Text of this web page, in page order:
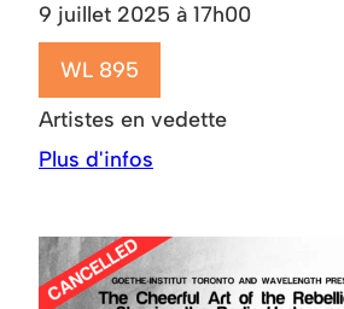
9 juillet 2025 à 17h00
WL 895
Artistes en vedette
Plus d'infos